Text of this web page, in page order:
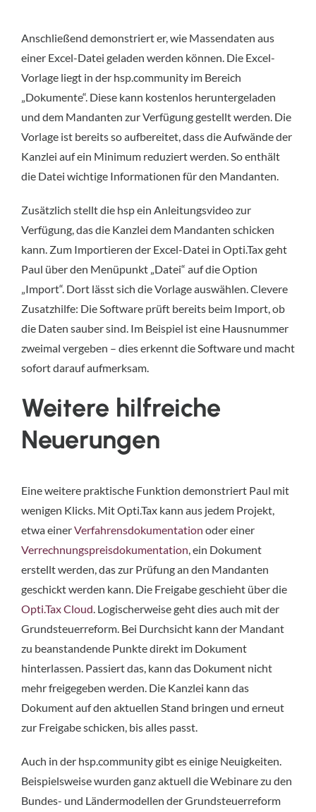
Anschließend demonstriert er, wie Massendaten aus
einer Excel-Datei geladen werden können. Die Excel-
Vorlage liegt in der hsp.community im Bereich
„Dokumente“. Diese kann kostenlos heruntergeladen
und dem Mandanten zur Verfügung gestellt werden. Die
Vorlage ist bereits so aufbereitet, dass die Aufwände der
Kanzlei auf ein Minimum reduziert werden. So enthält
die Datei wichtige Informationen für den Mandanten.
Zusätzlich stellt die hsp ein Anleitungsvideo zur
Verfügung, das die Kanzlei dem Mandanten schicken
kann. Zum Importieren der Excel-Datei in Opti.Tax geht
Paul über den Menüpunkt „Datei“ auf die Option
„Import“. Dort lässt sich die Vorlage auswählen. Clevere
Zusatzhilfe: Die Software prüft bereits beim Import, ob
die Daten sauber sind. Im Beispiel ist eine Hausnummer
zweimal vergeben – dies erkennt die Software und macht
sofort darauf aufmerksam.
Weitere hilfreiche
Neuerungen
Eine weitere praktische Funktion demonstriert Paul mit
wenigen Klicks. Mit Opti.Tax kann aus jedem Projekt,
etwa einerVerfahrensdokumentation oder einer
Verrechnungspreisdokumentation , ein Dokument
erstellt werden, das zur Prüfung an den Mandanten
geschickt werden kann. Die Freigabe geschieht über die
Opti.Tax Cloud . Logischerweise geht dies auch mit der
Grundsteuerreform. Bei Durchsicht kann der Mandant
zu beanstandende Punkte direkt im Dokument
hinterlassen. Passiert das, kann das Dokument nicht
mehr freigegeben werden. Die Kanzlei kann das
Dokument auf den aktuellen Stand bringen und erneut
zur Freigabe schicken, bis alles passt.
Auch in der hsp.community gibt es einige Neuigkeiten.
Beispielsweise wurden ganz aktuell die Webinare zu den
Bundes- und Ländermodellen der Grundsteuerreform